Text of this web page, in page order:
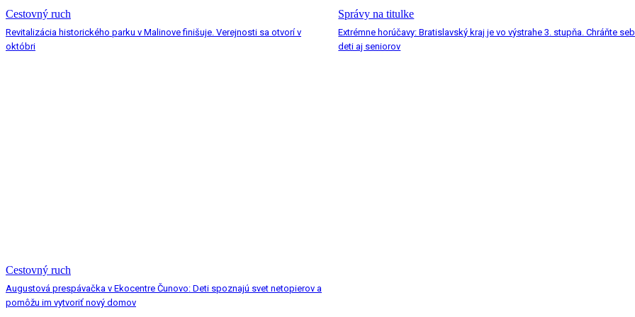
Cestovný ruch
Revitalizácia historického parku v Malinove finišuje. Verejnosti sa otvorí v
októbri
Správy na titulke
Extrémne horúčavy: Bratislavský kraj je vo výstrahe 3. stupňa. Chráňte
deti aj seniorov
Cestovný ruch
Augustová prespávačka v Ekocentre Čunovo: Deti spoznajú svet netopierov a
pomôžu im vytvoriť nový domov